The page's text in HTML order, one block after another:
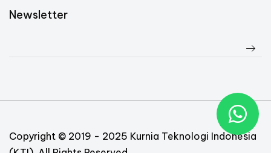
Newsletter
Copyright © 2019 - 2025 Kurnia Teknologi Indonesia
(KTI). All Rights Reserved